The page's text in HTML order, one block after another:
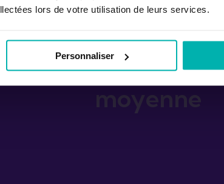
lors de votre utilisation de leurs services.
Personnaliser
en
moyenne